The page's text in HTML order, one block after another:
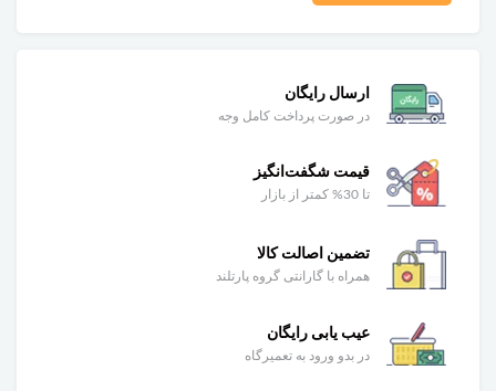
ارسال رایگان
در صورت پرداخت کامل وجه
قیمت شگفت‌انگیز
تا 30% کمتر از بازار
تضمین اصالت کالا
همراه با گارانتی گروه پارتلند
عیب یابی رایگان
در بدو ورود به تعمیرگاه